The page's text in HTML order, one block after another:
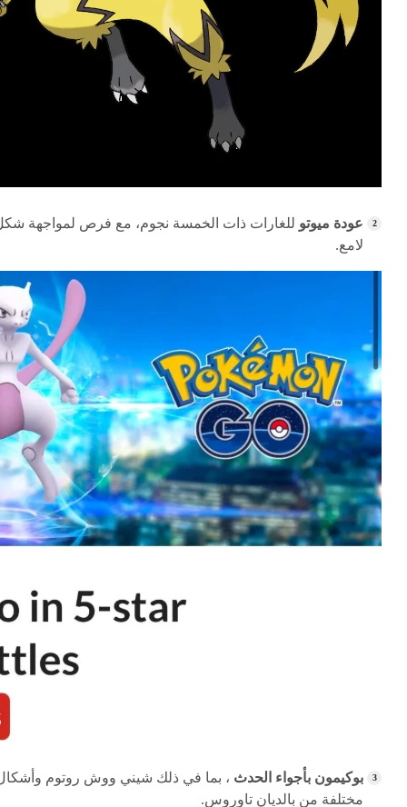
عودة ميوتو للغارات ذات الخمسة نجوم، مع فرص لمواجهة
لامع.
بوكيمون بأجواء الحدث ، بما في ذلك شيني ووش روتوم
مختلفة من بالديان تاوروس.